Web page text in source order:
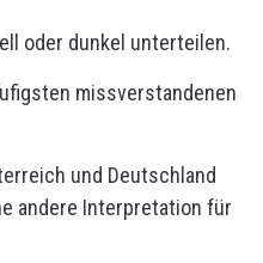
oder dunkel unterteilen.
missverstandenen
und Deutschland
andere Interpretation für